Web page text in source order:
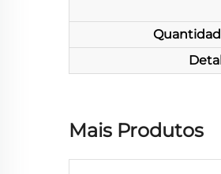
Mais Produtos